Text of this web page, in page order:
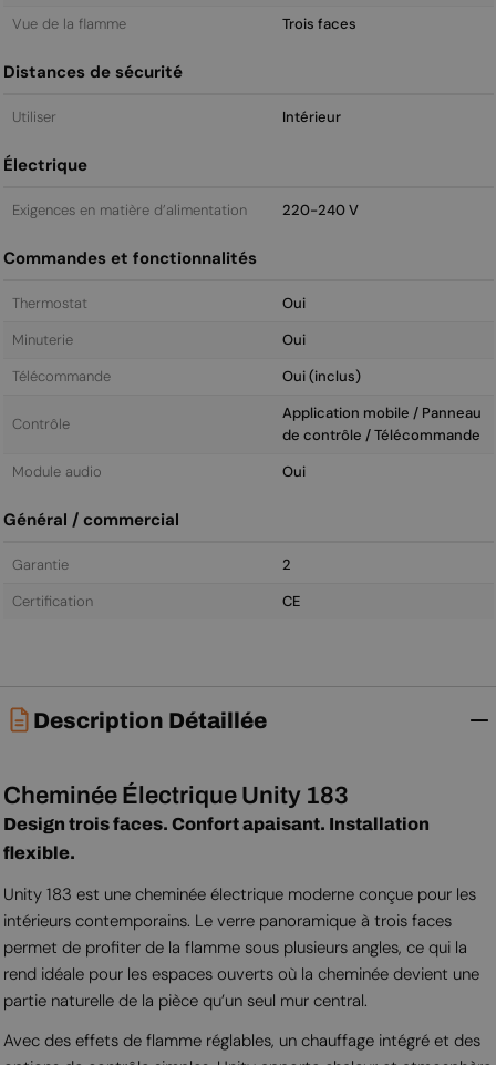
Vue de la flamme
Trois faces
Distances de sécurité
Utiliser Intérieur
Électrique
Exigences en matière d’alimentation 220-240 V
Commandes et fonctionnalités
Thermostat
Oui
Minuterie
Oui
Télécommande
Oui (inclus)
Contrôle
Application mobile / Panneau
de contrôle / Télécommande
Module audio
Oui
Général / commercial
Garantie
2
Certification
CE
Description Détaillée
Cheminée Électrique Unity 183
Design trois faces. Confort apaisant. Installation
flexible.
Unity 183 est une cheminée électrique moderne conçue pour les
intérieurs contemporains. Le verre panoramique à trois faces
permet de profiter de la flamme sous plusieurs angles, ce qui la
rend idéale pour les espaces ouverts où la cheminée devient une
partie naturelle de la pièce qu’un seul mur central.
Avec des effets de flamme réglables, un chauffage intégré et des